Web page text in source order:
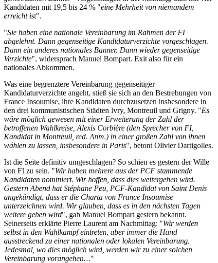
Kandidaten mit 19,5 bis 24 % "eine Mehrheit von niemandem
erreicht ist".
"Sie haben eine nationale Vereinbarung im Rahmen der FI
abgelehnt. Dann gegenseitige Kandidaturverzichte vorgeschlagen.
Dann ein anderes nationales Banner. Dann wieder gegenseitige
Verzichte", widersprach Manuel Bompart. Exit also für ein
nationales Abkommen.
Was eine begrenztere Vereinbarung gegenseitiger
Kandidaturverzichte angeht, stieß sie sich an den Bestrebungen von
France Insoumise, ihre Kandidaten durchzusetzen insbesondere in
den drei kommunistischen Städten Ivry, Montreuil und Grigny. "Es
wäre möglich gewesen mit einer Erweiterung der Zahl der
betroffenen Wahlkreise, Alexis Corbière (den Sprecher von FI,
Kandidat in Montreuil, red. Anm.) in einer großen Zahl von ihnen
wählen zu lassen, insbesondere in Paris", betont Olivier Dartigolles.
Ist die Seite definitiv umgeschlagen? So schien es gestern der Wille
von FI zu sein. "Wir haben mehrere aus der PCF stammende
Kandidaten nominiert. Wir hoffen, dass dies weitergehen wird.
Gestern Abend hat Stéphane Peu, PCF-Kandidat von Saint Denis
angekündigt, dass er die Charta von France Insoumise
unterzeichnen wird. Wir glauben, dass es in den nächsten Tagen
weitere geben wird", gab Manuel Bompart gestern bekannt.
Seinerseits erklärte Pierre Laurent am Nachmittag: "Wir werden
selbst in den Wahlkampf eintreten, aber immer die Hand
ausstreckend zu einer nationalen oder lokalen Vereinbarung.
Jedesmal, wo dies möglich wird, werden wir zu einer solchen
Vereinbarung vorangehen…"